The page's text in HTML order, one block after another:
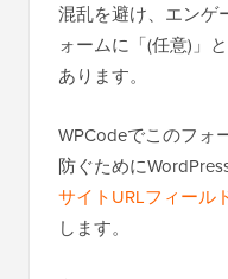
混乱を避け、エンゲ
ォームに「(任意)」
あります。
WPCodeでこのフォ
防ぐために
サイトURLフィール
します。